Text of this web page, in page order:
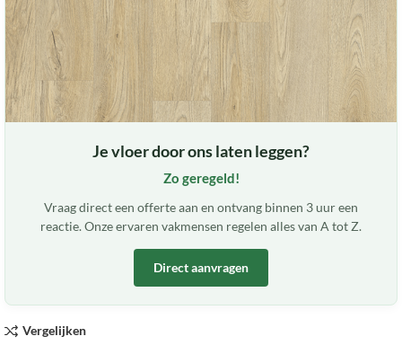
Je vloer door ons laten leggen?
Zo geregeld!
Vraag direct een offerte aan en ontvang binnen 3 uur een
reactie. Onze ervaren vakmensen regelen alles van A tot Z.
Direct aanvragen
Vergelijken